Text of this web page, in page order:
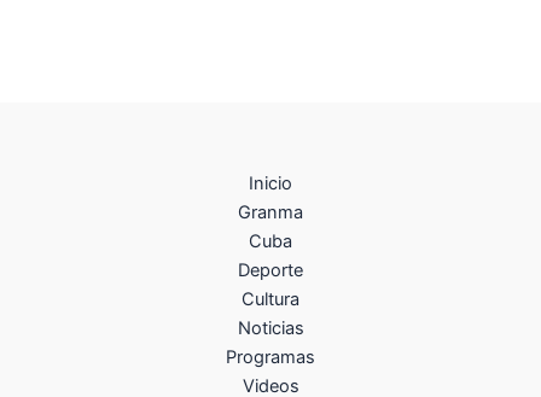
Inicio
Granma
Cuba
Deporte
Cultura
Noticias
Programas
Videos